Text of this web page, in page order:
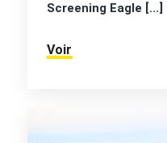
Screening Eagle [...]
Voir